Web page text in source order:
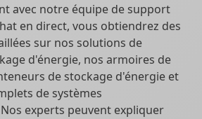
avec notre équipe de support
en direct, vous obtiendrez des
sur nos solutions de
d'énergie, nos armoires de
de stockage d'énergie et
de systèmes
experts peuvent expliquer